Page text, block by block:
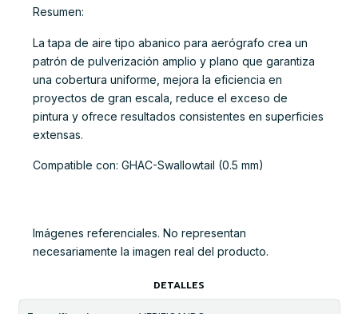
Resumen:
La tapa de aire tipo abanico para aerógrafo crea un
patrón de pulverización amplio y plano que garantiza
una cobertura uniforme, mejora la eficiencia en
proyectos de gran escala, reduce el exceso de
pintura y ofrece resultados consistentes en superficies
extensas.
Compatible con: GHAC-Swallowtail (0.5 mm)
Imágenes referenciales. No representan
necesariamente la imagen real del producto.
DETALLES